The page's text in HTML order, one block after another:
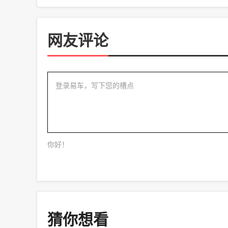
网友评论
登录易车，写下您的槽点
你好！
猜你想看